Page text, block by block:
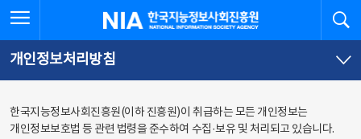
바로가기
바로가기
한국지능정보사회진흥원
개인정보처리방침
한국지능정보사회진흥원(이하 진흥원)이 취급하는 모든 개인정보는
개인정보보호법 등 관련 법령을 준수하여 수집·보유 및 처리되고 있습니다.